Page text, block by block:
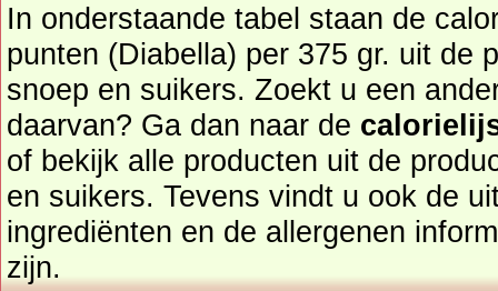
In onderstaande tabel staan de
punten (Diabella) per 375 gr. uit de
snoep en suikers. Zoekt u een ander product en de calorieën
daarvan? Ga dan naar de
of bekijk alle producten uit de
en suikers. Tevens vindt u ook de uitgebreide calorie informatie,
ingrediënten en de allergenen
zijn.